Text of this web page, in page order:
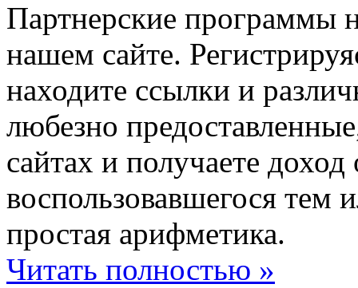
Партнерские программы
нашем сайте.
находите ссылки и
любезно
сайтах и получаете
воспользовавшегося тем
простая арифметика.
Читать полностью »